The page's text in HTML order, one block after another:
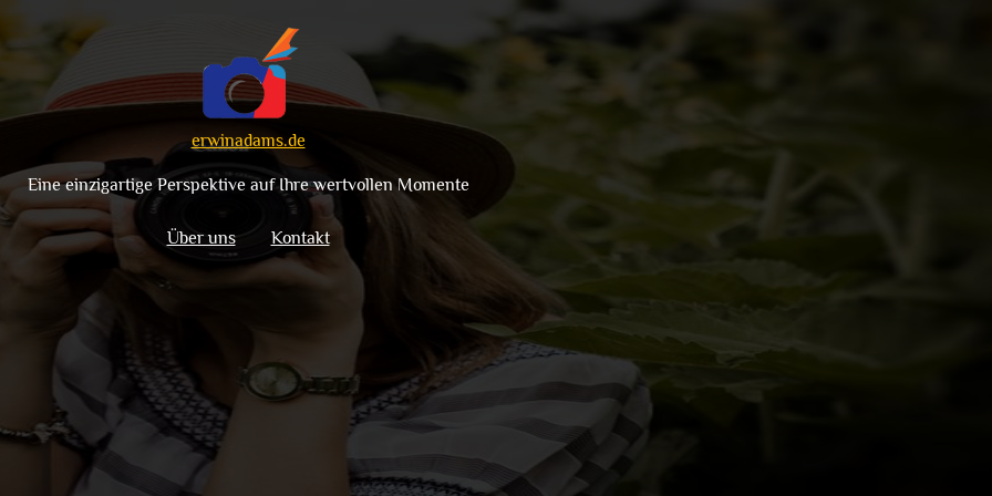
erwinadams.de
Eine einzigartige Perspektive auf Ihre wertvollen Momente
Über uns Kontakt